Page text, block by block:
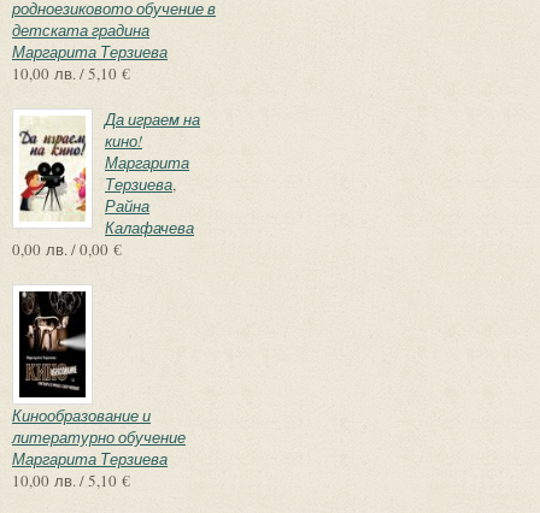
родноезиковото обучение в
детската градина
Маргарита Терзиева
10,00 лв. / 5,10 €
Да играем на
кино!
Маргарита
Терзиева,
Райна
Калафачева
0,00 лв. / 0,00 €
Кинообразование и
литературно обучение
Маргарита Терзиева
10,00 лв. / 5,10 €